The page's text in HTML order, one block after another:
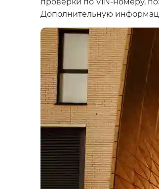
Дополнительную